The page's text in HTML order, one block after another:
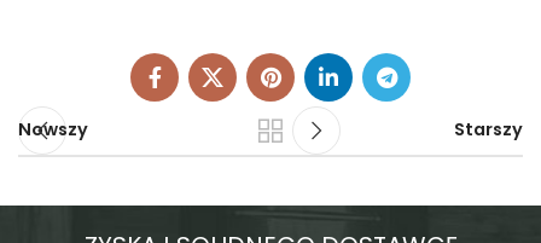
Nowszy Starszy